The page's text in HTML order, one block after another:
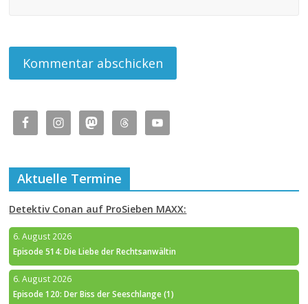
Aktuelle Termine
Detektiv Conan auf ProSieben MAXX:
6. August 2026
Episode 514: Die Liebe der Rechtsanwältin
6. August 2026
Episode 120: Der Biss der Seeschlange (1)